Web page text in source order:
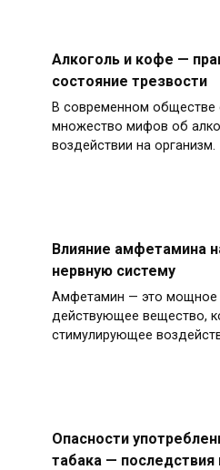
Алкоголь и кофе —
состояние трезвости
В современном обществе
множество мифов об
воздействии на организм.
Влияние амфетамина
нервную систему
Амфетамин — это мощное
действующее вещество,
стимулирующее
Опасности
табака —